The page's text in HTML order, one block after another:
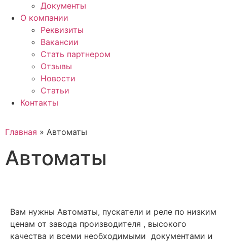
Документы
О компании
Реквизиты
Вакансии
Стать партнером
Отзывы
Новости
Статьи
Контакты
Главная » Автоматы
Автоматы
Вам нужны Автоматы, пускатели и реле по низким
ценам от завода производителя , высокого
качества и всеми необходимыми документами и